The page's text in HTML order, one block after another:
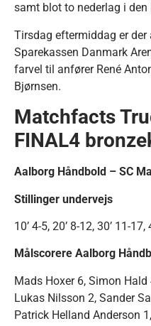
samt blot to nederlag i
Tirsdag eftermiddag er der
Sparekassen Danmark
farvel til anfører René
Bjørnsen.
Matchfacts
FINAL4
Aalborg Håndbold – SC
Stillinger undervejs
10’ 4-5, 20’ 8-12, 30’ 11-
Målscorere Aalborg
Mads Hoxer 6, Simon
Lukas Nilsson 2, Sander
Patrick Helland Anderson